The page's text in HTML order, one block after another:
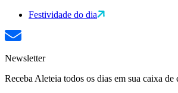
Festividade do dia
Newsletter
Receba Aleteia todos os dias em sua caixa de